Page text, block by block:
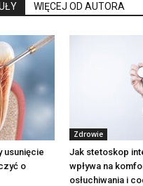
WIĘCEJ OD AUTORA
usunięcie
o
Zdrowie
Jak stetoskop
wpływa na
osłuchiwania i